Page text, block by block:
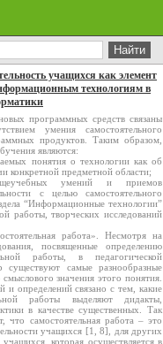
учащихся как элемент
технологиям в
программных средств связаны
умения самостоятельного
продуктов. Таким образом,
являются:
понятия о технологии как об
конкретной предметной области;
умений и приемов
с целью самостоятельного
“Информационные технологии”
работы, творческих исследований
работа». Несмотря на
посвященные определению
работы, в педагогической
существуют самые разнообразные
значения этого понятия.
и определений связано с тем, какие
работы выделяют дидакты,
в качестве существенных. Так
что самостоятельная работа – это
учащихся [1, 8], для других
учащихся, которая осуществляется в